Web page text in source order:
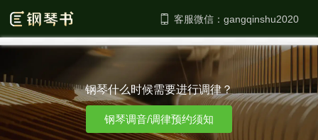
客服微信：
钢琴什么时候需要进行调律？
钢琴调音/调律预约须知